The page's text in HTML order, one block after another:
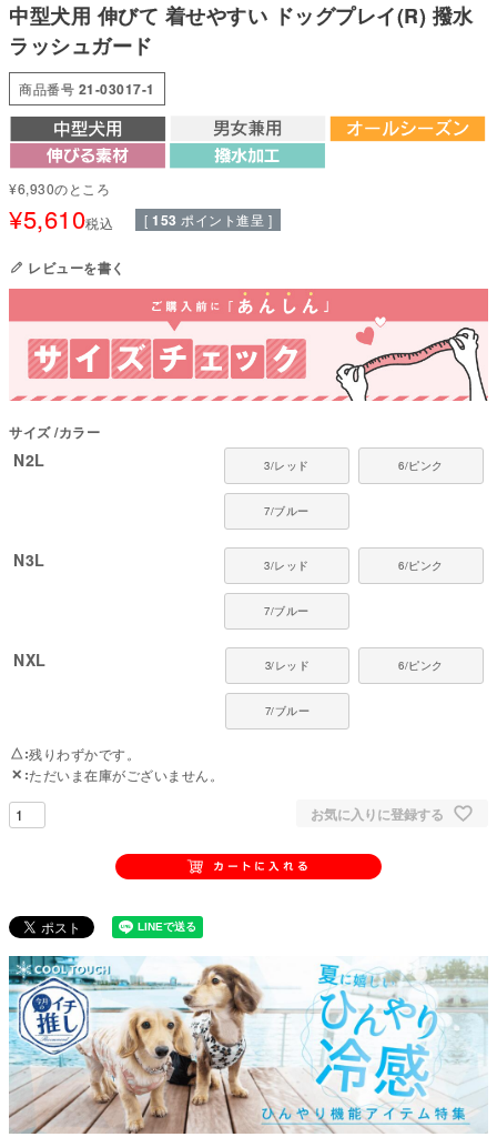
ーの温風を当ててください。
ドッグプレイ(R)は、元気に遊ぶ愛犬のために動きやすさと機能性を追求した
ウェアシリーズ。散歩やドッグラン、雪遊びやアウトドアでも汚れを気にせ
ず思いきり楽しめます。
お手入れも簡単で、毎日のケアがぐっとラクに。
ぽっちゃり体型でもしっかりフィット。
驚くほど伸縮性が高く、体にやさしく寄り添います。締めつけ感がなく快適
な着心地で、動きやすさも十分に保っています。
水着素材のようにつるつるして、ストレッチ性の高い素材。両サイドに切り
肌面をサラサラに保つ、優れた吸水速乾性に加え、高いUVカット性と耐塩素
性を併せ持つ新しい感覚のストレッチ機能素材。
●本体：2way撥水トリコット(ポリエステル82%・ポリウレタン18%)
●日本製：MADE IN JAPAN
●伸縮性(5段階)：5
●厚さ(5段階)：2
して中温。 ファスナー・ボタン・面テープがある商品は、しっかり止めた状
態で洗濯をしてください
国内の縫製工場と連携して、一つひとつ丁寧に仕上げています。心地よい着
弊社のラッシュガードは、川遊びの浅瀬・雪遊び・雨上がりの泥はね対策な
ど、日常のアウトドアシーンを想定して設計されています。
なお、水泳のように全身が濡れる状況では、生地が重くなりズレやすくなる
ため、泳ぐ用途での使用はおすすめしておりません。
柴犬、シュナウザー、コーギー、アメリカン・コッカー・スパニエル、シェ
ットランド・シープドッグ、ビーグル、ボーダーコリーなど
中型犬用 伸びて 着せやすい ドッグプレイ(R) 撥水
ラッシュガード
商品番号 21-03017-1
¥6,930のところ
¥5,610税込 [ 153 ポイント進呈 ]
レビューを書く
サイズ カラー
N2L 3/レッド 6/ピンク
7/ブルー
N3L 3/レッド 6/ピンク
7/ブルー
NXL 3/レッド 6/ピンク
7/ブルー
△ 残りわずかです。
✕ ただいま在庫がございません。
お気に入りに登録する